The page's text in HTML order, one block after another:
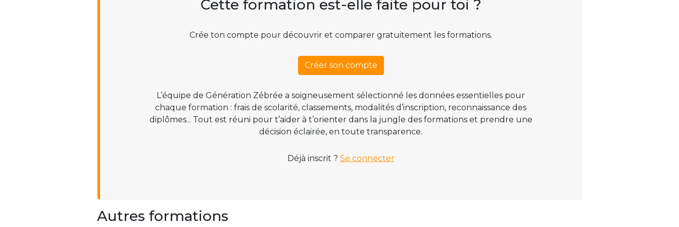
Cette formation est-elle faite pour toi ?
Crée ton compte pour découvrir et comparer gratuitement les formations.
Créer son compte
L’équipe de Génération Zébrée a soigneusement sélectionné les données essentielles pour
chaque formation : frais de scolarité, classements, modalités d’inscription, reconnaissance des
diplômes... Tout est réuni pour t’aider à t’orienter dans la jungle des formations et prendre une
décision éclairée, en toute transparence.
Déjà inscrit ? Se connecter
Autres formations